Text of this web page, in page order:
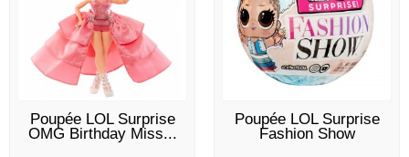
DERNIERS ARTICLES EN
STOCK
Poupée LOL Surprise
OMG Birthday Miss...
EN STOCK
Poupée LOL Surprise
Fashion Show